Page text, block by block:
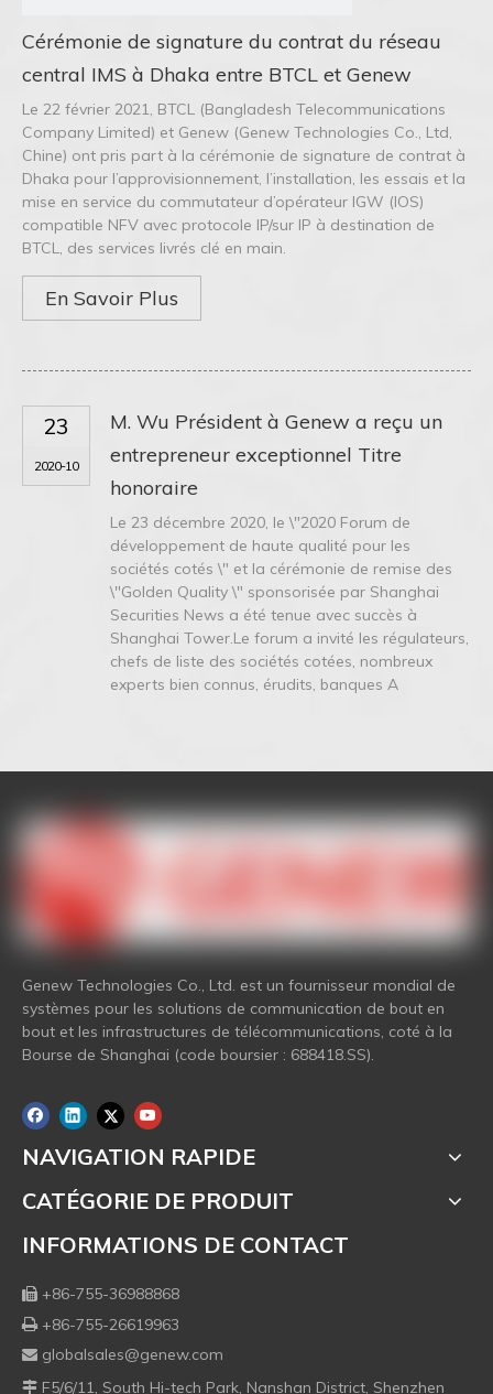
Cérémonie de signature du contrat du réseau
central IMS à Dhaka entre BTCL et Genew
Le 22 février 2021, BTCL (Bangladesh Telecommunications
Company Limited) et Genew (Genew Technologies Co., Ltd,
Chine) ont pris part à la cérémonie de signature de contrat à
Dhaka pour l’approvisionnement, l’installation, les essais et la
mise en service du commutateur d’opérateur IGW (IOS)
compatible NFV avec protocole IP/sur IP à destination de
BTCL, des services livrés clé en main.
En Savoir Plus
23
2020-10
M. Wu Président à Genew a reçu un
entrepreneur exceptionnel Titre
honoraire
Le 23 décembre 2020, le \"2020 Forum de
développement de haute qualité pour les
sociétés cotés \" et la cérémonie de remise des
\"Golden Quality \" sponsorisée par Shanghai
Securities News a été tenue avec succès à
Shanghai Tower.Le forum a invité les régulateurs,
chefs de liste des sociétés cotées, nombreux
experts bien connus, érudits, banques A
Genew Technologies Co., Ltd. est un fournisseur mondial de
systèmes pour les solutions de communication de bout en
bout et les infrastructures de télécommunications, coté à la
Bourse de Shanghai (code boursier : 688418.SS).
NAVIGATION RAPIDE
CATÉGORIE DE PRODUIT
INFORMATIONS DE CONTACT
 +86-755-36988868
 +86-755-26619963
 globalsales@genew.com
 F5/6/11, South Hi-tech Park, Nanshan District, Shenzhen